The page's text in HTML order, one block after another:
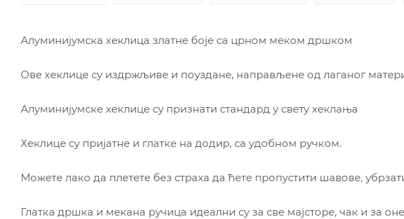
Алуминијумска хеклица златне боје са црном меком дршком
Ове хеклице су издржљиве и поуздане, направљене од лаганог
Алуминијумске хеклице су признати стандард у свету хеклања
Хеклице су пријатне и глатке на додир, са удобном ручком.
Можете лако да плетете без страха да ћете пропустити шавове,
Глатка дршка и мекана ручица идеални су за све мајсторе, чак и за